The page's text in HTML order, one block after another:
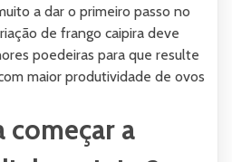
a dar o primeiro passo no
de frango caipira deve
poedeiras para que resulte
maior produtividade de ovos
começar a